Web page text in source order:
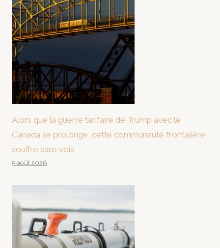
Alors que la guerre tarifaire de Trump avec le
Canada se prolonge, cette communauté frontalière
souffre sans voix
5 août 2026